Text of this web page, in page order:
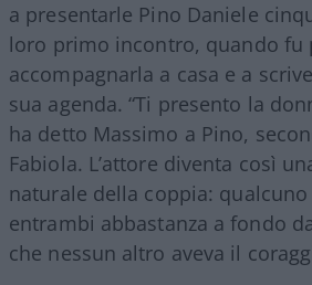
a presentarle Pino Daniele
loro primo incontro, quando fu
accompagnarla a casa e a
sua agenda. “Ti presento la
ha detto Massimo a Pino,
Fabiola. L’attore diventa così
naturale della coppia: qualcuno
entrambi abbastanza a fondo
che nessun altro aveva il